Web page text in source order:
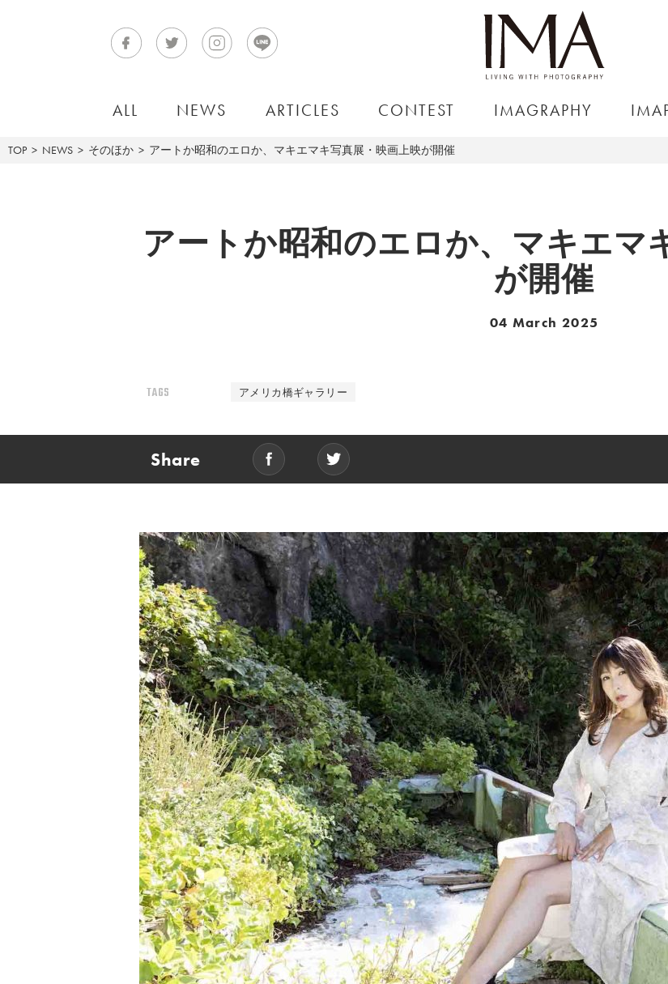
ALL NEWS ARTICLES CONTEST IMAGRAPHY
TOP NEWS そのほか アートか昭和のエロか、マキエマキ写真展・映画上映が開催
アートか昭和のエロか、マキエマ
が開催
04 March 2025
TAGS アメリカ橋ギャラリー
Share